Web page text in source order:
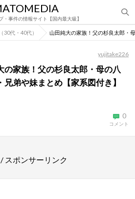
・事件の情報サイト【国内最大級】
30代・40代） 山田純大の家族！父の杉良太郎・
yujitake226
の家族！父の杉良太郎・母の八
兄弟や妹まとめ【家系図付き】
0
コメント
スポンサーリンク